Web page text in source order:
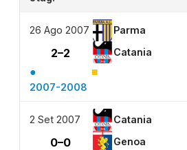
26 Ago 2007 Parma
2–2 Catania
● ■
2007-2008
2 Set 2007 Catania
0–0 Genoa